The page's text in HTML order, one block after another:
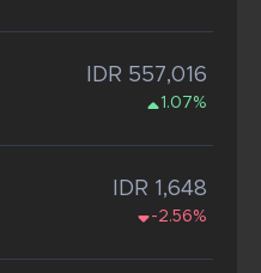
IDR 557,016
1.07%
IDR 1,648
-2.56%